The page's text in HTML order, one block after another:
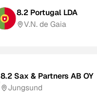
8.2 Portugal LDA
V.N. de Gaia
8.2 Sax & Partners AB OY
Jungsund